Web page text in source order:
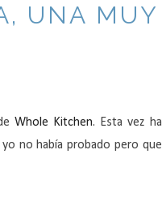
UNA MUY
Whole Kitchen. Esta vez ha
no había probado pero que